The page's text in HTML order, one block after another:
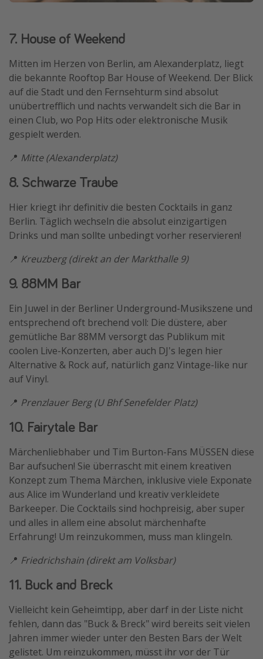
7. House of Weekend
Mitten im Herzen von Berlin, am Alexanderplatz, liegt
die bekannte Rooftop Bar House of Weekend. Der Blick
auf die Stadt und den Fernsehturm sind absolut
unübertrefflich und nachts verwandelt sich die Bar in
einen Club, wo Pop Hits oder elektronische Musik
gespielt werden.
📍 Mitte (Alexanderplatz)
8. Schwarze Traube
Hier kriegt ihr definitiv die besten Cocktails in ganz
Berlin. Täglich wechseln die absolut einzigartigen
Drinks und man sollte unbedingt vorher reservieren!
📍 Kreuzberg (direkt an der Markthalle 9)
9. 88MM Bar
Ein Juwel in der Berliner Underground-Musikszene und
entsprechend oft brechend voll: Die düstere, aber
gemütliche Bar 88MM versorgt das Publikum mit
coolen Live-Konzerten, aber auch DJ's legen hier
Alternative & Rock auf, natürlich ganz Vintage-like nur
auf Vinyl.
📍 Prenzlauer Berg (U Bhf Senefelder Platz)
10. Fairytale Bar
Märchenliebhaber und Tim Burton-Fans MÜSSEN diese
Bar aufsuchen! Sie überrascht mit einem kreativen
Konzept zum Thema Märchen, inklusive viele Exponate
aus Alice im Wunderland und kreativ verkleidete
Barkeeper. Die Cocktails sind hochpreisig, aber super
und alles in allem eine absolut märchenhafte
Erfahrung! Um reinzukommen, muss man klingeln.
📍 Friedrichshain (direkt am Volksbar)
11. Buck and Breck
Vielleicht kein Geheimtipp, aber darf in der Liste nicht
fehlen, dann das "Buck & Breck" wird bereits seit vielen
Jahren immer wieder unter den Besten Bars der Welt
gelistet. Um reinzukommen, müsst ihr vor der Tür